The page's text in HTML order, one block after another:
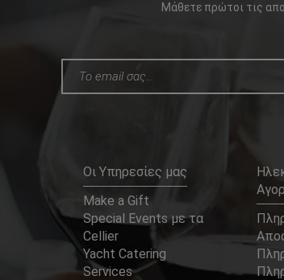
Μάθετε πρώτοι τις
Οι Υπηρεσίες μας
Make a Gift
Special Events με τα
Cellier
Yacht Catering
Services